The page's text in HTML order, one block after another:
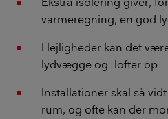
varmeregning, en god
I lejligheder kan det
lydvægge og -lofter op.
Installationer skal så
rum, og ofte kan der